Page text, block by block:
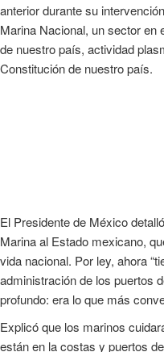
anterior durante su
Marina Nacional, un sector en
de nuestro país, actividad
Constitución de nuestro país.
El Presidente de México
Marina al Estado mexicano,
vida nacional. Por ley, ahora
administración de los puertos
profundo: era lo que más
Explicó que los marinos
están en la costas y puertos